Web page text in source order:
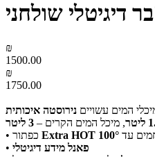
₪
1500.00
₪
1750.00
המים עשויים נירוסטה איכותית
, מיכל המים הקרים – 3 ליטר
Extra HOT עד
• פאנל מידע דיגיטלי